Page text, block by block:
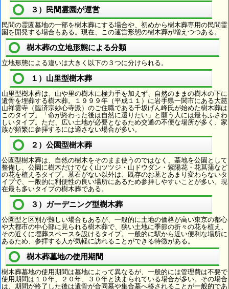
３）民間霊園が運営
民間の霊園墓地の一部を樹木葬にする場合や、初めから樹木葬専用の民間霊
園を開発する場合もある。現在、この運営形態の樹木葬が増えつつある。
樹木葬の立地形態による分類
立地形態による違いは大きく以下の３つに分けられる。
１）山里型樹木葬
山里型樹木葬は、山や里の樹木に極力手を加えず、自然のままの樹木の下に
遺骨を埋葬する樹木葬。１９９９年（平成１１）に岩手県一関市にある大慈
山祥雲寺（臨済宗妙心寺派）のご住職である千坂げん峰氏が始めた樹木葬は
このタイプ。「命が終わった後は自然に還りたい」と願う人には最もふさわ
しいタイプ。ただ、広い土地が必要となるため交通の不便な場所が多く、家
族が頻繁に参拝するには適さない場合が多い。
２）公園型樹木葬
公園型樹木葬は、自然の樹木をそのまま使うのではなく、墓地を公園として
整備し、公園に樹木だけでなく山ツツジ・山ドウダン・紫陽花・花菖蒲など
の花を植えるタイプ。墓石がない以外は、既存のお墓とあまり変わらないタ
イプで、一般的に利便性の良い場所にあるため参拝しやすいことが多い。現
在最も多いタイプの樹木葬である。
３）ガーデニング型樹木葬
公園型と区別が難しい場合もあるが、一般的に土地の価格が高い東京の都心
や大都市の中心部に見られる樹木葬で、狭い土地に季節の折々の花を植え、
その近くに埋葬スペースを設けるタイプ。一般的に駅から近い便利な場所に
あるため、参拝する人が気軽に訪れることができる特徴がある。
樹木葬墓地の使用期間
樹木葬墓地の使用期間は墓地によって異なるが、一般的には管理費は不要で
使用期間は１０年、２０年、３０年と決まられている場合が多い。その場合
は、期間が終了した後は遺骨が合同墓や集合墓へ移されることが一般的であ